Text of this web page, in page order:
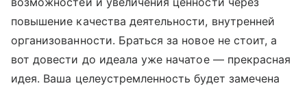
повышение качества деятельности, внутренней
организованности. Браться за новое не стоит, а
вот довести до идеала уже начатое — прекрасная
идея. Ваша целеустремленность будет замечена